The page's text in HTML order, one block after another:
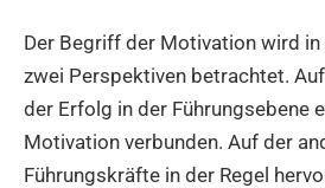
Der Begriff der Motivation wird
zwei Perspektiven betrachtet.
der Erfolg in der Führungsebene
Motivation verbunden. Auf der
Führungskräfte in der Regel